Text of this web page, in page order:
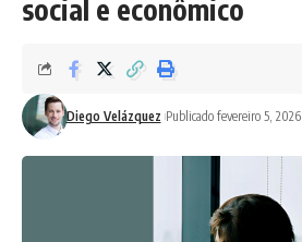
social e econômico
Diego Velázquez Publicado fevereiro 5, 2026